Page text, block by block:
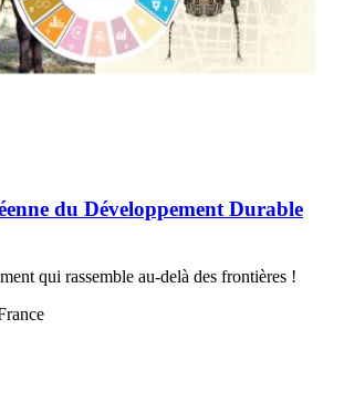
du Développement Durable
qui rassemble au-delà des frontières !